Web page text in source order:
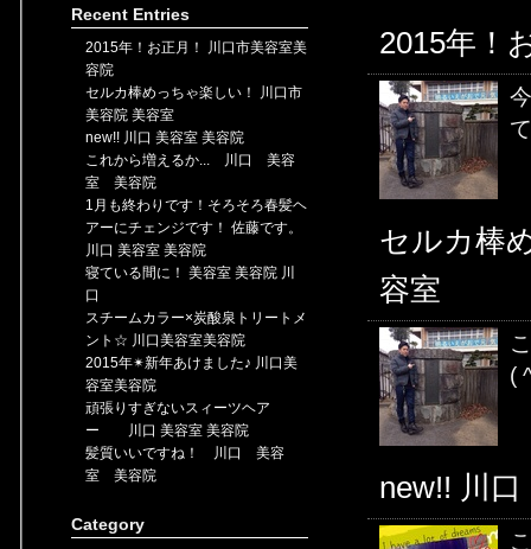
2015年！
セルカ棒
容室
(
new!! 川
Recent Entries
2015年！お正月！ 川口市美容室美
容院
セルカ棒めっちゃ楽しい！ 川口市
美容院 美容室
new!! 川口 美容室 美容院
これから増えるか... 川口 美容
室 美容院
1月も終わりです！そろそろ春髪ヘ
アーにチェンジです！ 佐藤です。
川口 美容室 美容院
寝ている間に！ 美容室 美容院 川
口
スチームカラー×炭酸泉トリートメ
ント☆ 川口美容室美容院
2015年✴︎新年あけました♪ 川口美
容室美容院
頑張りすぎないスィーツヘア
ー 川口 美容室 美容院
髪質いいですね！ 川口 美容
室 美容院
Category